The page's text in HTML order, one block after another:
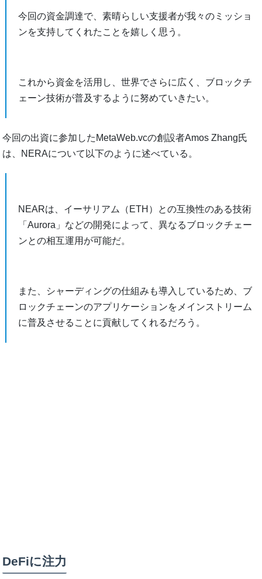
今回の資金調達で、素晴らしい支援者が我々のミッショ
ンを支持してくれたことを嬉しく思う。
これから資金を活用し、世界でさらに広く、ブロックチ
ェーン技術が普及するように努めていきたい。
今回の出資に参加したMetaWeb.vcの創設者Amos Zhang氏
は、NERAについて以下のように述べている。
NEARは、イーサリアム（ETH）との互換性のある技術
「Aurora」などの開発によって、異なるブロックチェー
ンとの相互運用が可能だ。
また、シャーディングの仕組みも導入しているため、ブ
ロックチェーンのアプリケーションをメインストリーム
に普及させることに貢献してくれるだろう。
DeFiに注力